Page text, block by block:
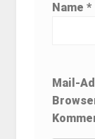
Name*
Mail-